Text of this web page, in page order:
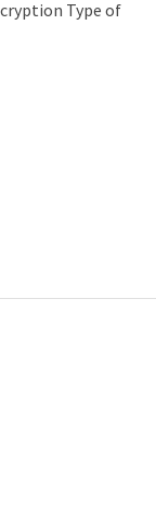
Type of